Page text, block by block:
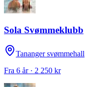
Sola Svømmeklubb
Tananger svømmehall
Fra 6 år · 2 250 kr